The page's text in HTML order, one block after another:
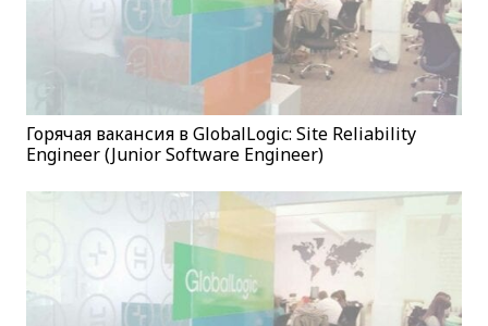
Горячая вакансия в GlobalLogic: Site Reliability
Engineer (Junior Software Engineer)